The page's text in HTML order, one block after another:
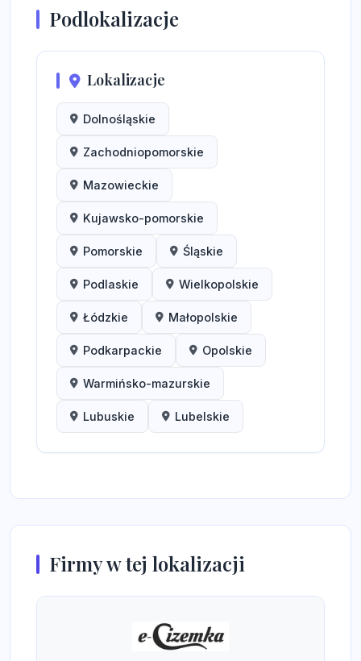
Podlokalizacje
Lokalizacje
Dolnośląskie
Zachodniopomorskie
Mazowieckie
Kujawsko-pomorskie
Pomorskie Śląskie
Podlaskie Wielkopolskie
Łódzkie Małopolskie
Podkarpackie Opolskie
Warmińsko-mazurskie
Lubuskie Lubelskie
Firmy w tej lokalizacji